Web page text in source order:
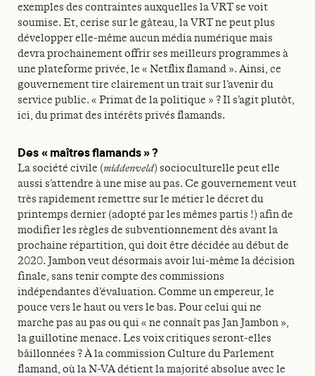
exemples des contraintes auxquelles la VRT se voit
soumise. Et, cerise sur le gâteau, la VRT ne peut plus
développer elle-même aucun média numérique mais
devra prochainement offrir ses meilleurs programmes à
une plateforme privée, le « Netflix flamand ». Ainsi, ce
gouvernement tire clairement un trait sur l’avenir du
service public. « Primat de la politique » ? Il s’agit plutôt,
ici, du primat des intérêts privés flamands.
Des « maîtres flamands » ?
La société civile (middenveld) socioculturelle peut elle
aussi s’attendre à une mise au pas. Ce gouvernement veut
très rapidement remettre sur le métier le décret du
printemps dernier (adopté par les mêmes partis !) afin de
modifier les règles de subventionnement dès avant la
prochaine répartition, qui doit être décidée au début de
2020. Jambon veut désormais avoir lui-même la décision
finale, sans tenir compte des commissions
indépendantes d’évaluation. Comme un empereur, le
pouce vers le haut ou vers le bas. Pour celui qui ne
marche pas au pas ou qui « ne connaît pas Jan Jambon »,
la guillotine menace. Les voix critiques seront-elles
bâillonnées ? À la commission Culture du Parlement
flamand, où la N-VA détient la majorité absolue avec le